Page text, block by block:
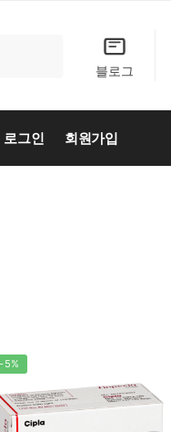
블로그
로그인 회원가입
-5%